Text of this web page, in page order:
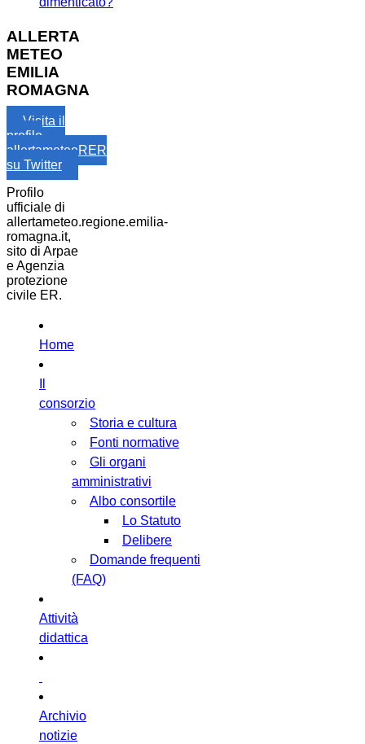
ALLERTA
METEO
EMILIA
ROMAGNA
Visita il
profilo
allertameteoRER
su Twitter
Profilo
ufficiale di
allertameteo.regione.emilia-
romagna.it,
sito di Arpae
e Agenzia
protezione
civile ER.
Home
consorzio
Storia e cultura
Fonti normative
Gli organi
amministrativi
Albo consortile
Lo Statuto
Delibere
Domande frequenti
(FAQ)
Attività
didattica
Archivio
notizie